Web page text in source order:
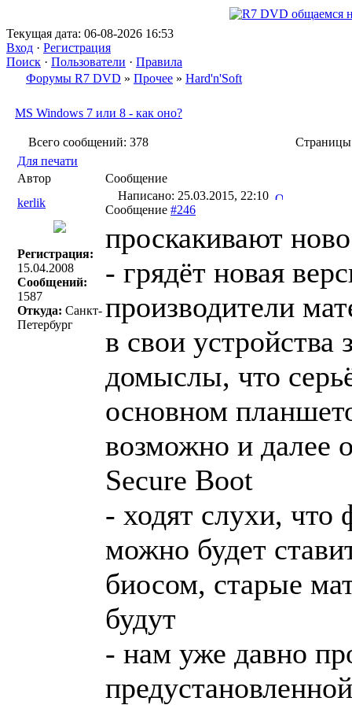
Текущая дата: 06-08-2026 16:53
Вход · Регистрация
Поиск · Пользователи · Правила
Форумы R7 DVD » Прочее » Hard'n'Soft
MS Windows 7 или 8 - как оно?
Всего сообщений: 378
Для печати
Автор
Сообщение
kerlik
Написано: 25.03.2015, 22:10
Сообщение #246
Регистрация:
15.04.2008
Сообщений:
1587
Откуда: Санкт-
Петербург
проскакивают
- грядёт новая
производители
в свои
домыслы, что
основном
возможно и далее
Secure Boot
- ходят слухи,
можно будет
биосом, старые
будут
- нам уже давно